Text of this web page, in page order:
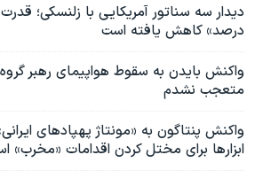
درصد» کاهش یافته است
واکنش بایدن به سقوط هواپیمای رهبر گروه
متعجب نشدم
واکنش پنتاگون به «مونتاژ پهپادهای
ابزارها برای مختل‌ کردن اقدامات «مخرب»